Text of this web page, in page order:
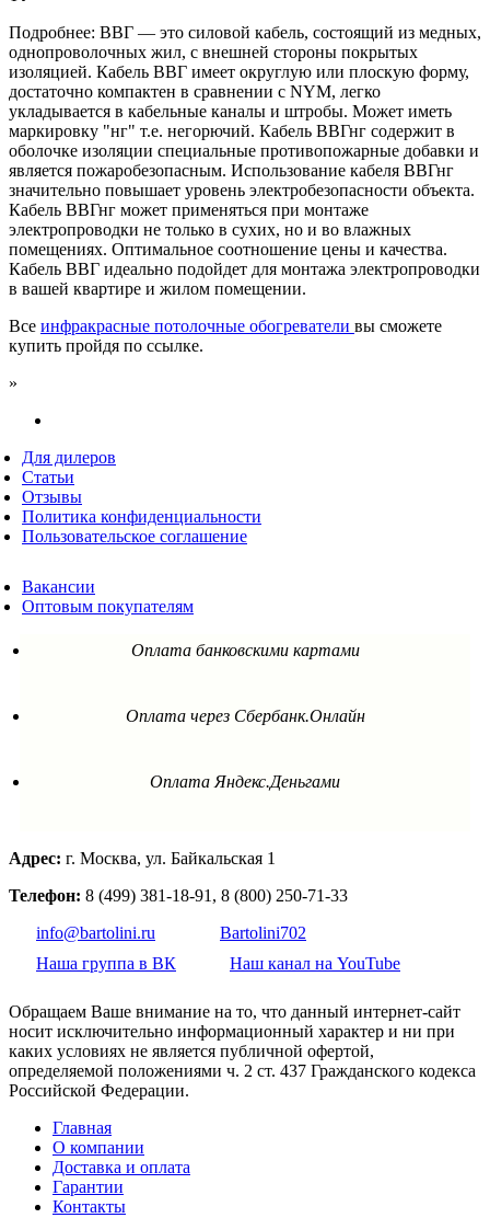
Подробнее: ВВГ — это силовой кабель, состоящий из медных,
однопроволочных жил, с внешней стороны покрытых
изоляцией. Кабель ВВГ имеет округлую или плоскую форму,
достаточно компактен в сравнении с NYM, легко
укладывается в кабельные каналы и штробы. Может иметь
маркировку "нг" т.е. негорючий. Кабель ВВГнг содержит в
оболочке изоляции специальные противопожарные добавки и
является пожаробезопасным. Использование кабеля ВВГнг
значительно повышает уровень электробезопасности объекта.
Кабель ВВГнг может применяться при монтаже
электропроводки не только в сухих, но и во влажных
помещениях. Оптимальное соотношение цены и качества.
Кабель ВВГ идеально подойдет для монтажа электропроводки
в вашей квартире и жилом помещении.
Все инфракрасные потолочные обогреватели вы сможете
купить пройдя по ссылке.
»
Для дилеров
Статьи
Отзывы
Политика конфиденциальности
Пользовательское соглашение
Вакансии
Оптовым покупателям
Оплата банковскими картами
Оплата через Сбербанк.Онлайн
Оплата Яндекс.Деньгами
Адрес: г. Москва, ул. Байкальская 1
Телефон: 8 (499) 381-18-91, 8 (800) 250-71-33
info@bartolini.ru
Bartolini702
Наша группа в ВК
Наш канал на YouTube
Обращаем Ваше внимание на то, что данный интернет-сайт
носит исключительно информационный характер и ни при
каких условиях не является публичной офертой,
определяемой положениями ч. 2 ст. 437 Гражданского кодекса
Российской Федерации.
Главная
О компании
Доставка и оплата
Гарантии
Контакты